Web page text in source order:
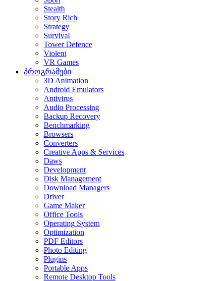
Stealth
Story Rich
Strategy
Survival
Tower Defence
Violent
VR Games
პროგრამები
3D Animation
Android Emulators
Antivirus
Audio Processing
Backup Recovery
Benchmarking
Browsers
Converters
Creative Apps & Services
Daws
Development
Disk Management
Download Managers
Driver
Game Maker
Office Tools
Operating System
Optimization
PDF Editors
Photo Editing
Plugins
Portable Apps
Remote Desktop Tools